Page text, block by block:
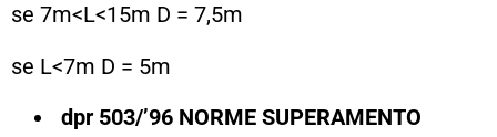
se 7m<L<15m D = 7,5m
se L<7m D = 5m
dpr 503/’96 NORME SUPERAMENTO